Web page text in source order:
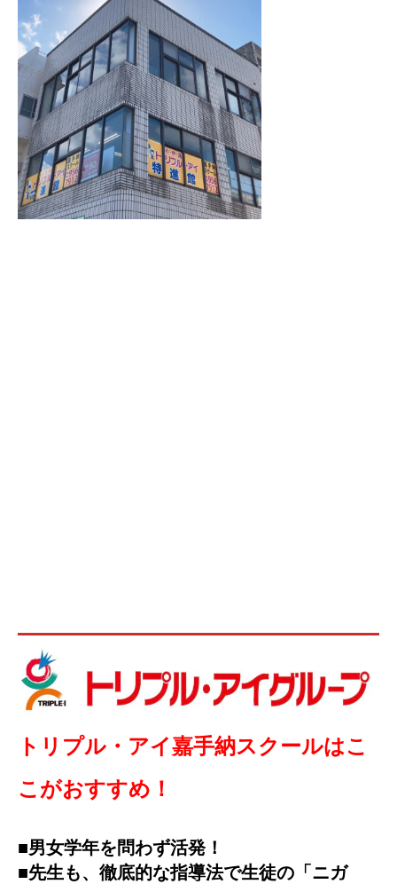
トリプル・アイ嘉手納スクールはこ
こがおすすめ！
■男女学年を問わず活発！
■先生も、徹底的な指導法で生徒の「ニガ